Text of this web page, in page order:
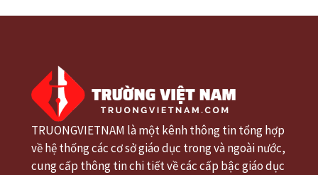
TRUONGVIETNAM là một kênh thông tin tổng hợp
về hệ thống các cơ sở giáo dục trong và ngoài nước,
cung cấp thông tin chi tiết về các cấp bậc giáo dục